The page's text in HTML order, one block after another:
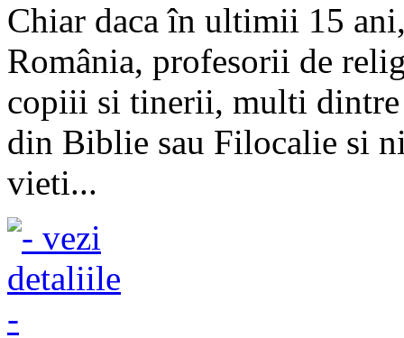
Chiar daca în ultimii 15
România, profesorii de
copiii si tinerii, multi dintre
din Biblie sau Filocalie si
vieti...